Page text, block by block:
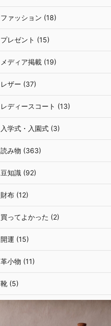
ファッション (18)
プレゼント (15)
メディア掲載 (19)
レザー (37)
レディースコート (13)
入学式・入園式 (3)
読み物 (363)
豆知識 (92)
財布 (12)
買ってよかった (2)
開運 (15)
革小物 (11)
靴 (5)